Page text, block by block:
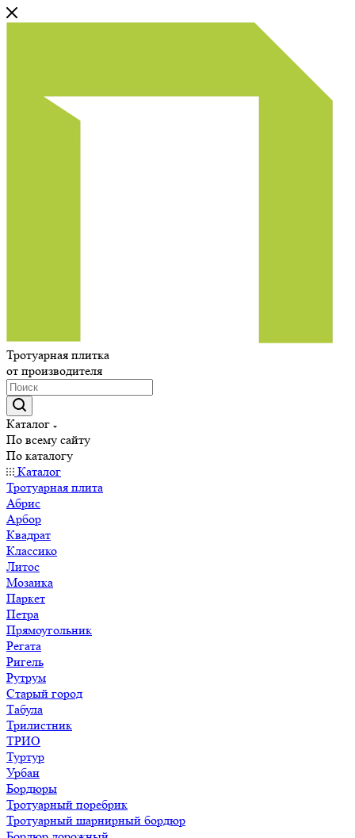
Тротуарная плитка
от производителя
Каталог
По всему сайту
По каталогу
Каталог
Тротуарная плита
Абрис
Арбор
Квадрат
Классико
Литос
Мозаика
Паркет
Петра
Прямоугольник
Регата
Ригель
Рутрум
Старый город
Табула
Трилистник
ТРИО
Туртур
Урбан
Бордюры
Тротуарный поребрик
Тротуарный шарнирный бордюр